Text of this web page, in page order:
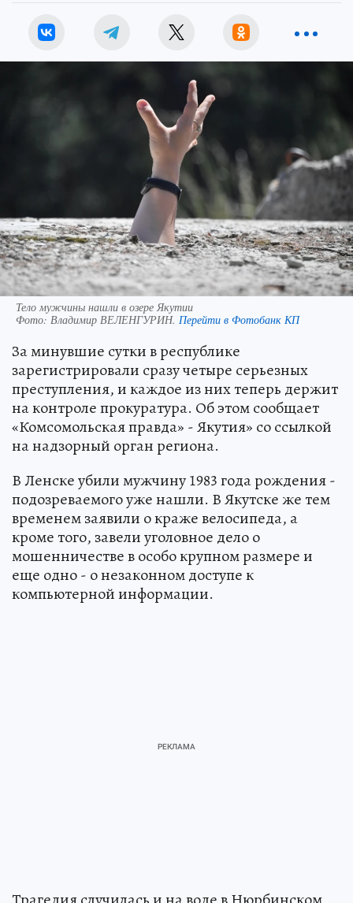
Тело мужчины нашли в озере Якутии
Фото: Владимир ВЕЛЕНГУРИН. Перейти в Фотобанк КП
За минувшие сутки в республике
зарегистрировали сразу четыре серьезных
преступления, и каждое из них теперь держит
на контроле прокуратура. Об этом сообщает
«Комсомольская правда» - Якутия» со ссылкой
на надзорный орган региона.
В Ленске убили мужчину 1983 года рождения -
подозреваемого уже нашли. В Якутске же тем
временем заявили о краже велосипеда, а
кроме того, завели уголовное дело о
мошенничестве в особо крупном размере и
еще одно - о незаконном доступе к
компьютерной информации.
Трагедия случилась и на воде в Нюрбинском